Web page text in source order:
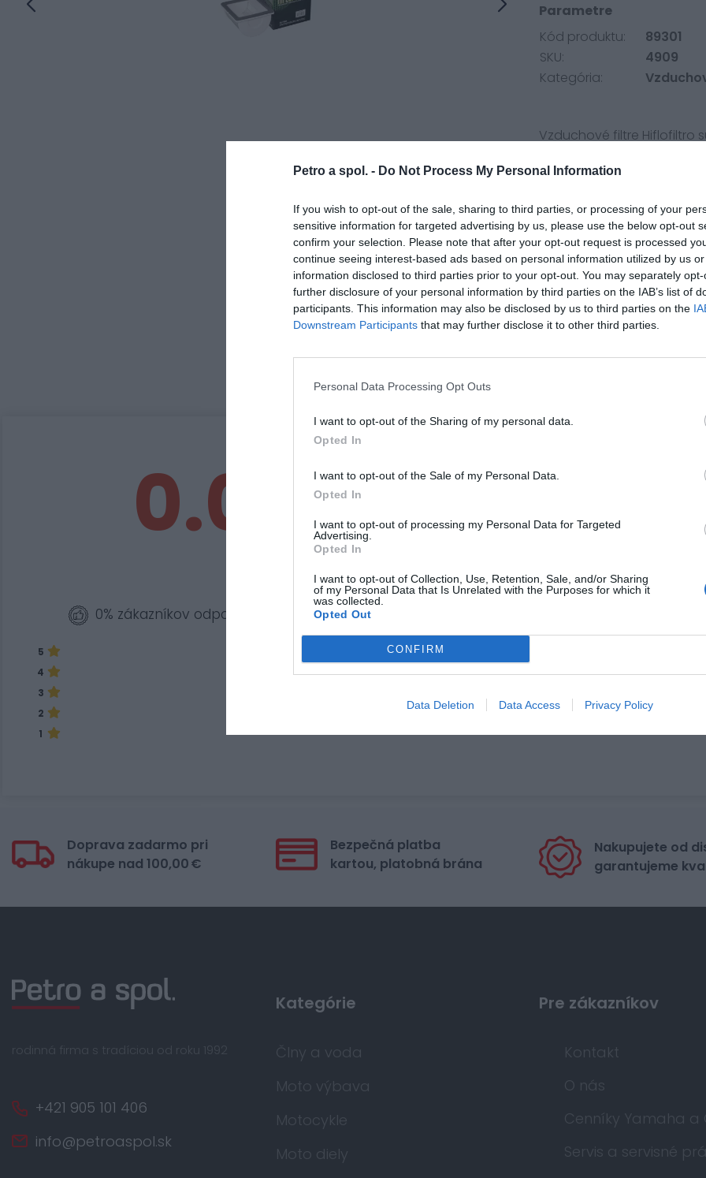
Petro a spol. - Do Not Process My Personal Information
If you wish to opt-out of the sale, sharing to third parties, or processing of your
sensitive information for targeted advertising by us, please use the below opt-out
confirm your selection. Please note that after your opt-out request is processed
continue seeing interest-based ads based on personal information utilized by us
information disclosed to third parties prior to your opt-out. You may separately
further disclosure of your personal information by third parties on the IAB’s list of
participants. This information may also be disclosed by us to third parties on the
Downstream Participants that may further disclose it to other third parties.
Personal Data Processing Opt Outs
I want to opt-out of the Sharing of my personal data.
Opted In
I want to opt-out of the Sale of my Personal Data.
Opted In
I want to opt-out of processing my Personal Data for Targeted
Advertising.
Opted In
I want to opt-out of Collection, Use, Retention, Sale, and/or Sharing
of my Personal Data that Is Unrelated with the Purposes for which it
was collected.
Opted Out
CONFIRM
Data Deletion Data Access Privacy Policy
Parametre
Kód produktu:
89301
SKU:
4909
Kategória:
Vzduchové filtre Hiflofiltro
air boxu a sú priamou
médiá najvyššej kvality
Náhrada originálnych
Yamaha 4BH-14451-00
Yamaha 4BH-14451-01
Yamaha Motorcycle
GTS1000 A (Air Filter -
Yamaha Scooter
0.0
0% zákazníkov odporúča produkt
5
4
3
2
1
Doprava zadarmo pri
nákupe nad 100,00 €
Bezpečná platba
kartou, platobná brána
Nakupujete od
garantujeme
rodinná firma s tradíciou od roku 1992
+421 905 101 406
info@petroaspol.sk
Kategórie
Člny a voda
Moto výbava
Motocykle
Moto diely
Pre zákazníkov
Kontakt
O nás
Cenníky Yamaha a
Servis a servisné